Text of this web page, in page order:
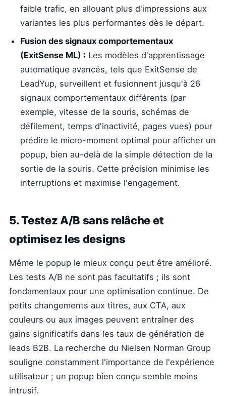
faible trafic, en allouant plus d'impressions aux
variantes les plus performantes dès le départ.
Fusion des signaux comportementaux
(ExitSense ML) : Les modèles d'apprentissage
automatique avancés, tels que ExitSense de
LeadYup, surveillent et fusionnent jusqu'à 26
signaux comportementaux différents (par
exemple, vitesse de la souris, schémas de
défilement, temps d'inactivité, pages vues) pour
prédire le micro-moment optimal pour afficher un
popup, bien au-delà de la simple détection de la
sortie de la souris. Cette précision minimise les
interruptions et maximise l'engagement.
5. Testez A/B sans relâche et
optimisez les designs
Même le popup le mieux conçu peut être amélioré.
Les tests A/B ne sont pas facultatifs ; ils sont
fondamentaux pour une optimisation continue. De
petits changements aux titres, aux CTA, aux
couleurs ou aux images peuvent entraîner des
gains significatifs dans les taux de génération de
leads B2B. La recherche du Nielsen Norman Group
souligne constamment l'importance de l'expérience
utilisateur ; un popup bien conçu semble moins
intrusif.